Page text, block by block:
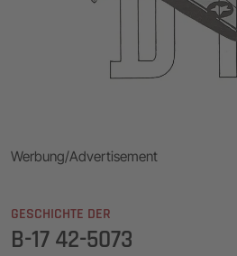
Werbung/Advertisement
GESCHICHTE DER
B-17 42-5073